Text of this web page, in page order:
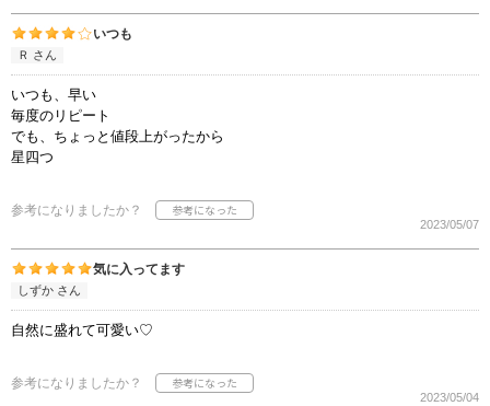
いつも
Ｒ さん
いつも、早い
毎度のリピート
でも、ちょっと値段上がったから
星四つ
参考になりましたか？
2023/05/07
気に入ってます
しずか さん
自然に盛れて可愛い♡
参考になりましたか？
2023/05/04